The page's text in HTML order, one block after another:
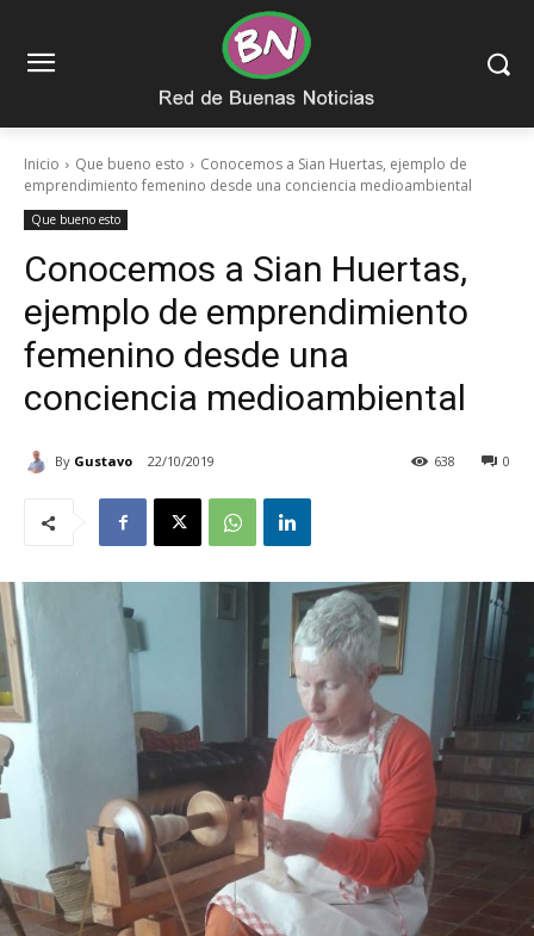
Inicio Que bueno esto
Conocemos a Sian Huertas, ejemplo de
emprendimiento femenino desde una conciencia medioambiental
Que bueno esto
Conocemos a Sian Huertas,
ejemplo de emprendimiento
femenino desde una
conciencia medioambiental
By Gustavo 22/10/2019 0
638